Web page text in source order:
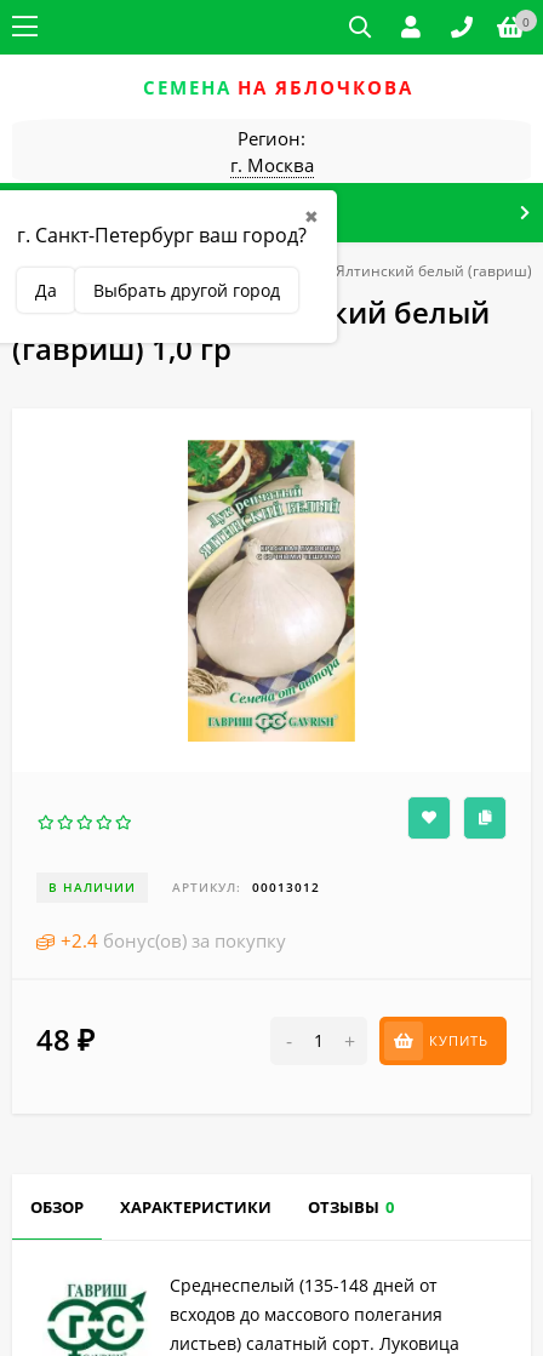
0
СЕМЕНА НА ЯБЛОЧКОВА
Регион:
г. Москва
✖
г. Санкт-Петербург ваш город?
Да Выбрать другой город
Овощные культуры Лук репчатый Ялтинский белый (гавриш)
Лук репчатый Ялтинский белый
(гавриш) 1,0 гр
В НАЛИЧИИ АРТИКУЛ: 00013012
+2.4 бонус(ов) за покупку
48 ₽ - + КУПИТЬ
ОБЗОР ХАРАКТЕРИСТИКИ ОТЗЫВЫ 0
Среднеспелый (135-148 дней от
всходов до массового полегания
листьев) салатный сорт. Луковица